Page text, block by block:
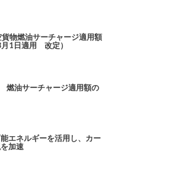
物燃油サーチャージ適用額
1日適用 改定）
油サーチャージ適用額の
エネルギーを活用し、カー
加速